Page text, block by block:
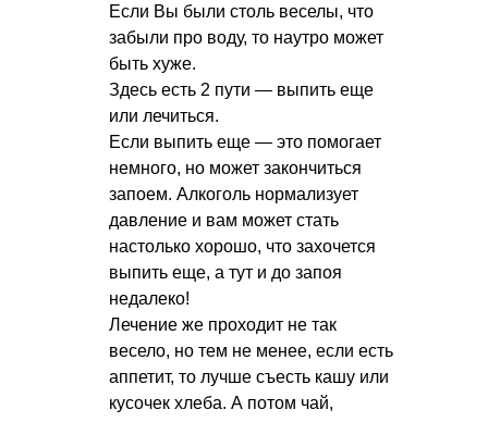
Если Вы были столь веселы, что
забыли про воду, то наутро может
быть хуже.
Здесь есть 2 пути — выпить еще
или лечиться.
Если выпить еще — это помогает
немного, но может закончиться
запоем. Алкоголь нормализует
давление и вам может стать
настолько хорошо, что захочется
выпить еще, а тут и до запоя
недалеко!
Лечение же проходит не так
весело, но тем не менее, если есть
аппетит, то лучше съесть кашу или
кусочек хлеба. А потом чай,